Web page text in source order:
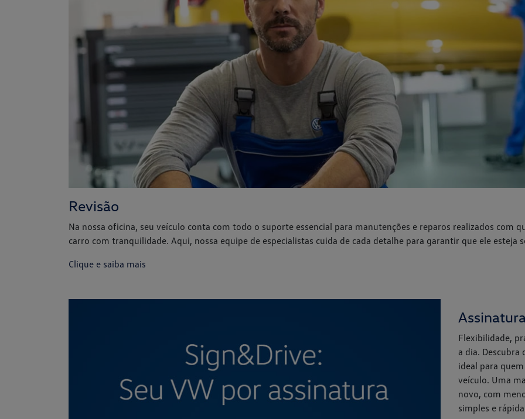
Revisão
Na nossa oficina, seu veículo conta com todo o suporte essencial para manutenções e reparos realizados com
carro com tranquilidade. Aqui, nossa equipe de especialistas cuida de cada detalhe para garantir que ele esteja
Clique e saiba mais
Flexibilidade,
a dia. Descubra
ideal para
veículo. Uma
novo, com
simples e